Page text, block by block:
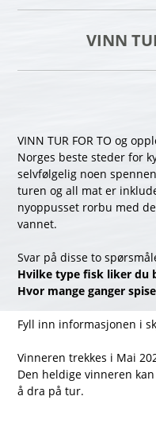
VINN
VINN TUR FOR TO og
Norges beste steder for
selvfølgelig noen
turen og all mat er
nyoppusset rorbu med
vannet.
Svar på disse to
Hvilke type fisk liker du
Hvor mange ganger
Fyll inn informasjonen i
Vinneren trekkes i Mai
Den heldige vinneren
å dra på tur.